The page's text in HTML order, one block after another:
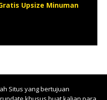
Upsize Minuman
Situs yang bertujuan